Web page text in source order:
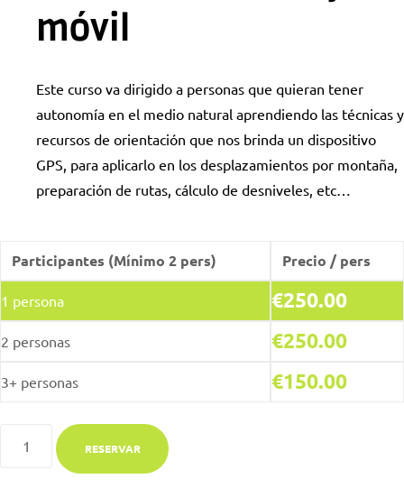
móvil
Este curso va dirigido a personas que quieran tener
autonomía en el medio natural aprendiendo las técnicas y
recursos de orientación que nos brinda un dispositivo
GPS, para aplicarlo en los desplazamientos por montaña,
preparación de rutas, cálculo de desniveles, etc…
Participantes (Mínimo 2 pers) Precio / pers
1 persona €250.00
2 personas €250.00
3+ personas €150.00
RESERVAR